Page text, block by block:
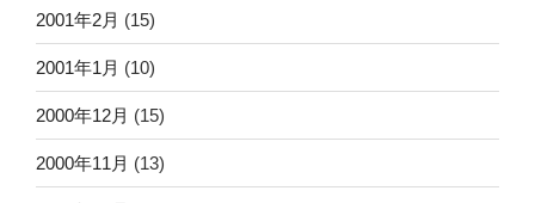
2001年2月 (15)
2001年1月 (10)
2000年12月 (15)
2000年11月 (13)